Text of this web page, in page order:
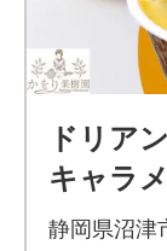
ドリア
キャラ
ドアイ
静岡県沼津